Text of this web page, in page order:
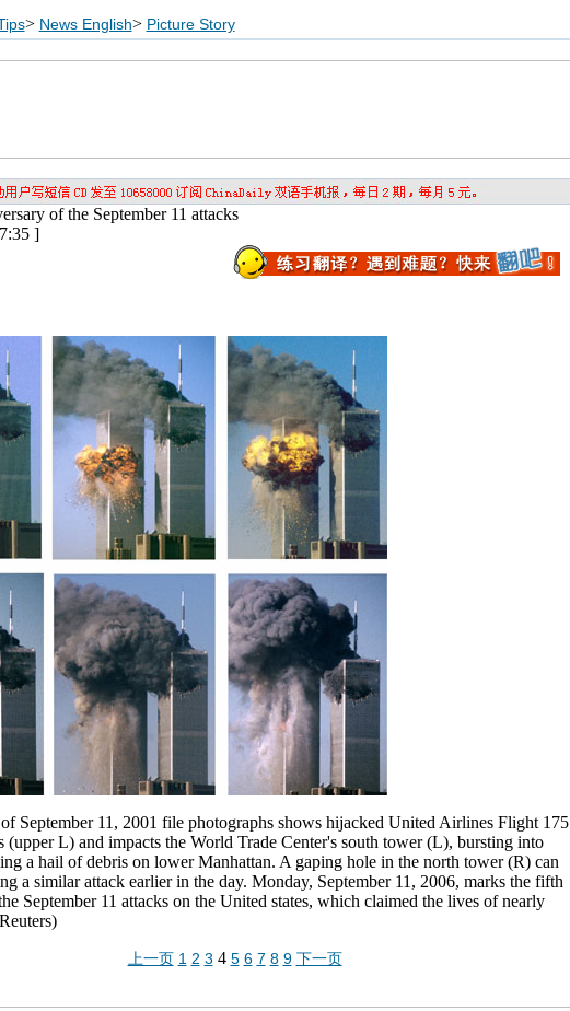
> News English> Picture Story
of the September 11 attacks
]
September 11, 2001 file photographs shows hijacked United Airlines Flight 175
(upper L) and impacts the World Trade Center's south tower (L), bursting into
a hail of debris on lower Manhattan. A gaping hole in the north tower (R) can
a similar attack earlier in the day. Monday, September 11, 2006, marks the fifth
September 11 attacks on the United states, which claimed the lives of nearly
上一页 1 2 3 4 5 6 7 8 9 下一页